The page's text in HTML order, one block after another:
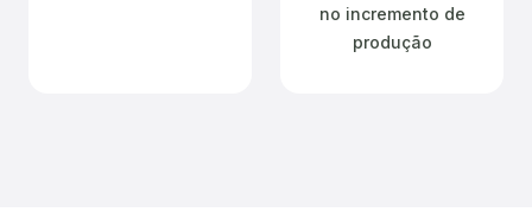
no incremento de
produção